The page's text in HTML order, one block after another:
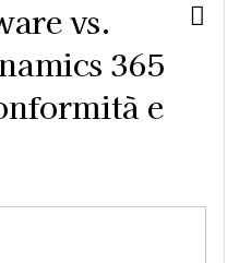
vs.
365
e